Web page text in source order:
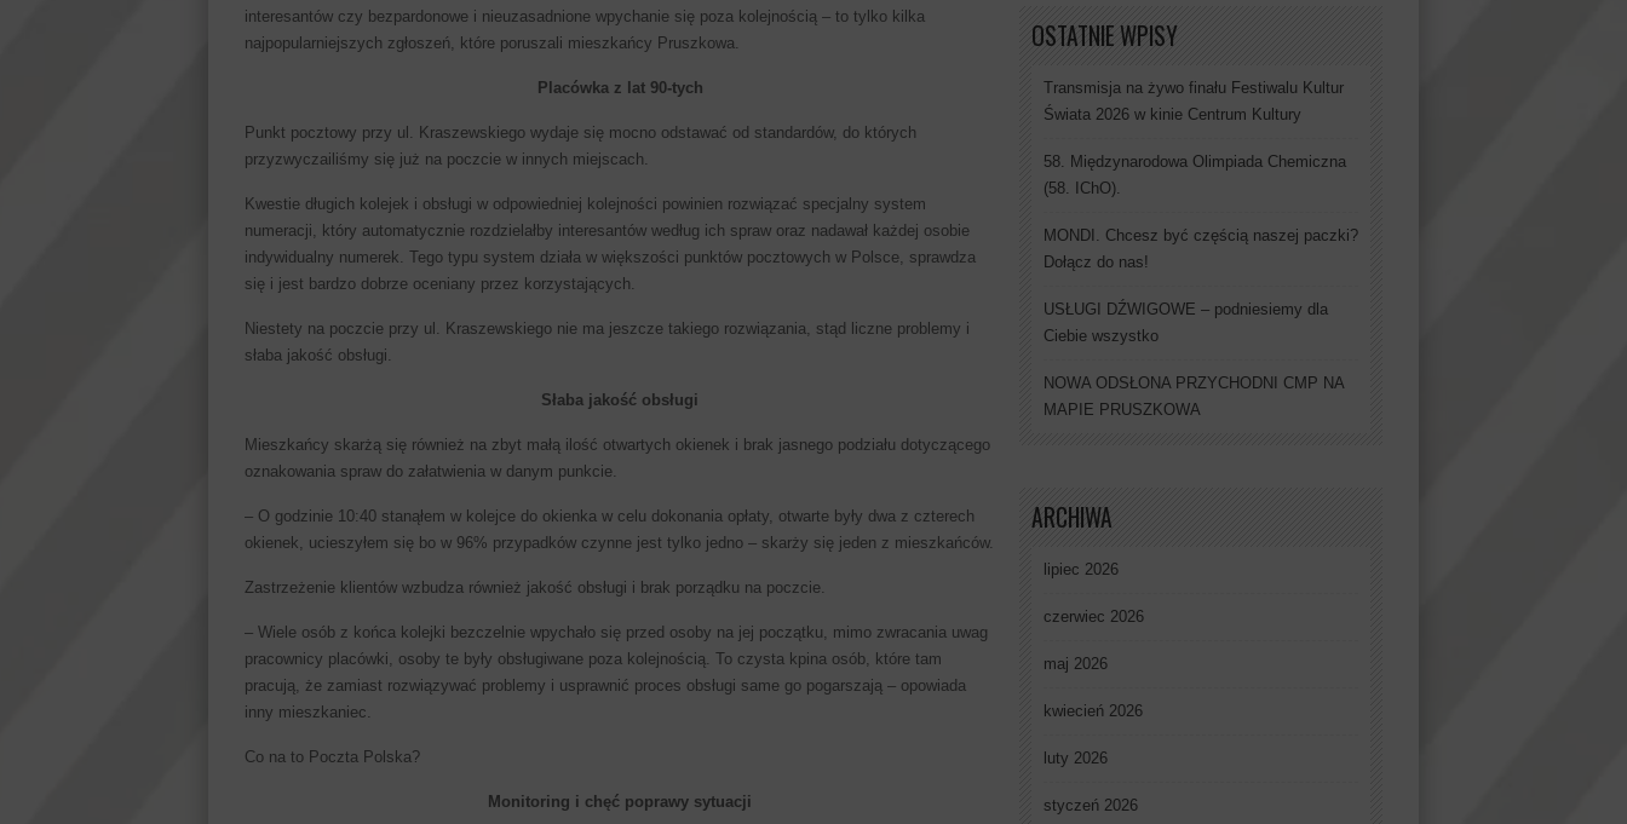
interesantów czy bezpardonowe i nieuzasadnione wpychanie się poza kolejnością – to tylko kilka
najpopularniejszych zgłoszeń, które poruszali mieszkańcy Pruszkowa.
Placówka z lat 90-tych
Punkt pocztowy przy ul. Kraszewskiego wydaje się mocno odstawać od standardów, do których
przyzwyczailiśmy się już na poczcie w innych miejscach.
Kwestie długich kolejek i obsługi w odpowiedniej kolejności powinien rozwiązać specjalny system
numeracji, który automatycznie rozdzielałby interesantów według ich spraw oraz nadawał każdej osobie
indywidualny numerek. Tego typu system działa w większości punktów pocztowych w Polsce, sprawdza
się i jest bardzo dobrze oceniany przez korzystających.
Niestety na poczcie przy ul. Kraszewskiego nie ma jeszcze takiego rozwiązania, stąd liczne problemy i
słaba jakość obsługi.
Słaba jakość obsługi
Mieszkańcy skarżą się również na zbyt małą ilość otwartych okienek i brak jasnego podziału dotyczącego
oznakowania spraw do załatwienia w danym punkcie.
– O godzinie 10:40 stanąłem w kolejce do okienka w celu dokonania opłaty, otwarte były dwa z czterech
okienek, ucieszyłem się bo w 96% przypadków czynne jest tylko jedno – skarży się jeden z mieszkańców.
Zastrzeżenie klientów wzbudza również jakość obsługi i brak porządku na poczcie.
– Wiele osób z końca kolejki bezczelnie wpychało się przed osoby na jej początku, mimo zwracania uwag
pracownicy placówki, osoby te były obsługiwane poza kolejnością. To czysta kpina osób, które tam
pracują, że zamiast rozwiązywać problemy i usprawnić proces obsługi same go pogarszają – opowiada
inny mieszkaniec.
Co na to Poczta Polska?
Monitoring i chęć poprawy sytuacji
OSTATNIE WPISY
Transmisja na żywo finału Festiwalu Kultur
Świata 2026 w kinie Centrum Kultury
58. Międzynarodowa Olimpiada Chemiczna
(58. IChO).
MONDI. Chcesz być częścią naszej paczki?
Dołącz do nas!
USŁUGI DŹWIGOWE – podniesiemy dla
Ciebie wszystko
NOWA ODSŁONA PRZYCHODNI CMP NA
MAPIE PRUSZKOWA
ARCHIWA
lipiec 2026
czerwiec 2026
maj 2026
kwiecień 2026
luty 2026
styczeń 2026